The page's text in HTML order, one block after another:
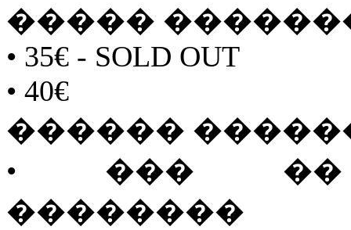
�����
• 35€ - SOLD OUT
• 40€
������
• ��� ��
��������